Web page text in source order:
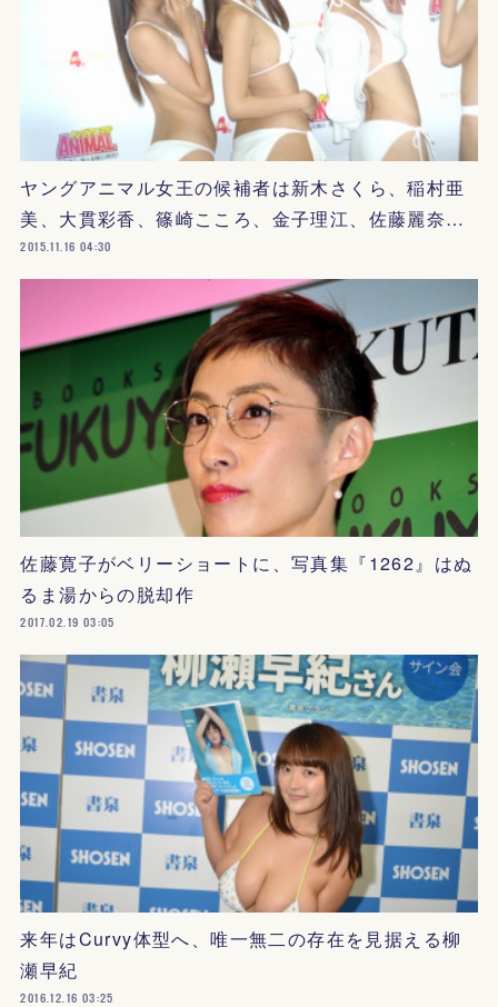
ヤングアニマル女王の候補者は新木さくら、稲村亜
美、大貫彩香、篠崎こころ、金子理江、佐藤麗奈…
2015.11.16 04:30
佐藤寛子がベリーショートに、写真集『1262』はぬ
るま湯からの脱却作
2017.02.19 03:05
来年はCurvy体型へ、唯一無二の存在を見据える柳
瀬早紀
2016.12.16 03:25